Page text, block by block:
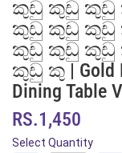
කුඩු කුඩු කුඩු
කුඩු කුඩු කුඩු
කුඩු කුඩු කුඩු
කුඩු කු | Gold
Dining Table
RS.1,450
Select Quantity